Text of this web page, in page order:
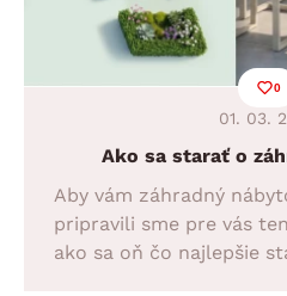
0
01. 03.
Ako sa starať o
Aby vám záhradný
pripravili sme pre vás
ako sa oň čo najlepšie